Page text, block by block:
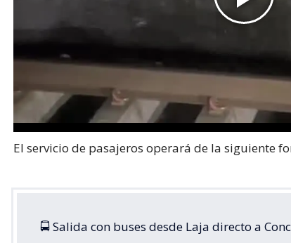
El servicio de pasajeros operará de la siguiente
🚍 Salida con buses desde Laja directo a